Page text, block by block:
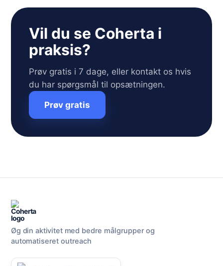
Vil du se Coherta i
praksis?
Prøv gratis i 7 dage, eller kontakt os hvis
du har spørgsmål til opsætningen.
Prøv gratis
Øg din aktivitet med bedre målgrupper og
automatiseret outreach